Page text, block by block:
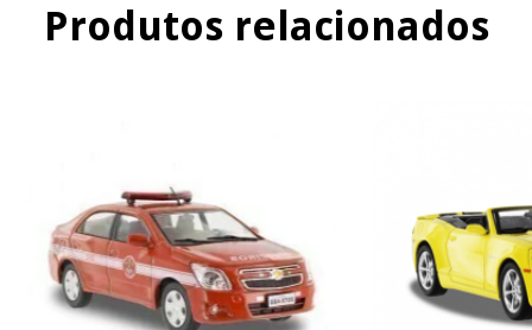
Produtos relacionados